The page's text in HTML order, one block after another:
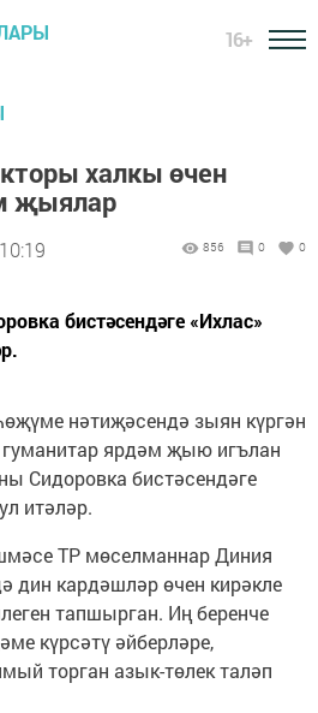
16+
халкы өчен
җыялар
856 0 0
бистәсендәге «Ихлас»
нәтиҗәсендә зыян күргән
ярдәм җыю игълан
Сидоровка бистәсендәге
итәләр.
ТР мөселманнар Диния
дин кардәшләр өчен кирәкле
тапшырган. Иң беренче
күрсәтү әйберләре,
торган азык-төлек таләп